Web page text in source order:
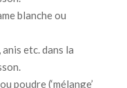
blanche ou
etc. dans la
poudre (‘mélange’